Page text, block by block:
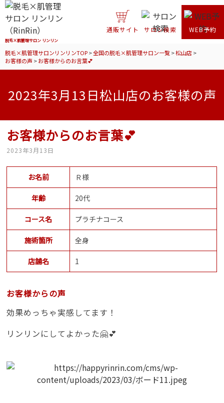
脱毛×肌管理サロン リンリン
通販サイト サロン検索 WEB予約
脱毛×肌管理サロンリンリンTOP>全国の脱毛×肌管理サロン一覧>松山店>
お客様の声 >お客様からのお言葉💕
2023年3月13日松山店のお客様の声
お客様からのお言葉💕
2023年3月13日
お名前 Ｒ様
年齢 20代
コース名 プラチナコース
施術箇所 全身
店舗名 1
お客様からの声
効果めっちゃ実感してます！
リンリンにしてよかった🤗💕